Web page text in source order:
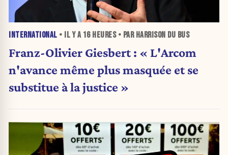
INTERNATIONAL • IL Y A 16 HEURES• PAR HARRISON DU BUS
Franz-Olivier Giesbert : « L'Arcom
n'avance même plus masquée et se
substitue à la justice »